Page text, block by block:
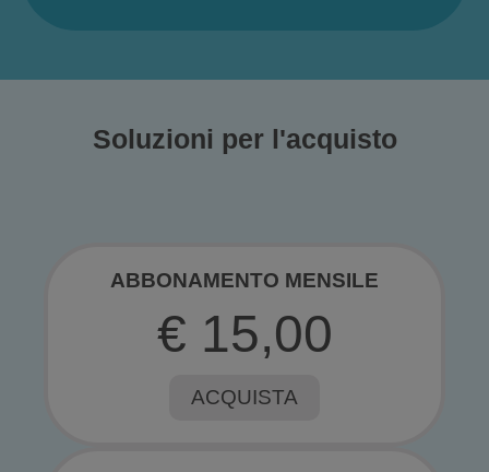
Soluzioni per l'acquisto
ABBONAMENTO MENSILE
€ 15,00
ACQUISTA